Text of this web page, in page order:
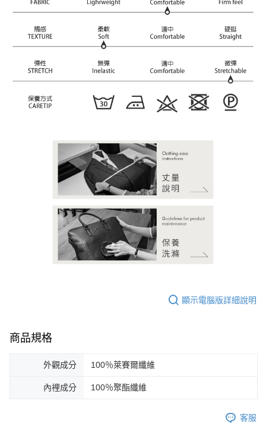
顯示電腦版詳細說明
商品規格
外觀成分 100％萊賽爾纖維
內裡成分 100％聚酯纖維
客服